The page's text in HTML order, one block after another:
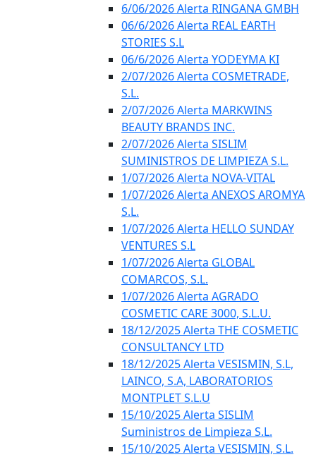
6/06/2026 Alerta RINGANA GMBH
06/6/2026 Alerta REAL EARTH
STORIES S.L
06/6/2026 Alerta YODEYMA KI
2/07/2026 Alerta COSMETRADE,
S.L.
2/07/2026 Alerta MARKWINS
BEAUTY BRANDS INC.
2/07/2026 Alerta SISLIM
SUMINISTROS DE LIMPIEZA S.L.
1/07/2026 Alerta NOVA-VITAL
1/07/2026 Alerta ANEXOS AROMYA
S.L.
1/07/2026 Alerta HELLO SUNDAY
VENTURES S.L
1/07/2026 Alerta GLOBAL
COMARCOS, S.L.
1/07/2026 Alerta AGRADO
COSMETIC CARE 3000, S.L.U.
18/12/2025 Alerta THE COSMETIC
CONSULTANCY LTD
18/12/2025 Alerta VESISMIN, S.L,
LAINCO, S.A, LABORATORIOS
MONTPLET S.L.U
15/10/2025 Alerta SISLIM
Suministros de Limpieza S.L.
15/10/2025 Alerta VESISMIN, S.L.